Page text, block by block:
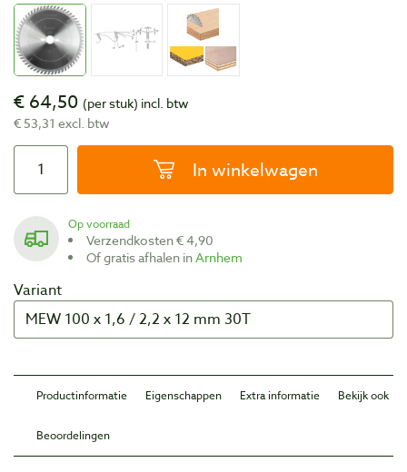
€ 64,50 (per stuk) incl. btw
€ 53,31 excl. btw
In winkelwagen
Op voorraad
Verzendkosten € 4,90
Of gratis afhalen inArnhem
Variant
Productinformatie Eigenschappen Extra informatie Bekijk ook
Beoordelingen